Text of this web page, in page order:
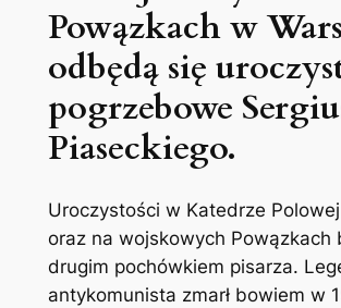
Powązkach w
odbędą się
pogrzebowe
Piaseckiego.
Uroczystości w Katedrze Polowej
oraz na wojskowych Powązkach
drugim pochówkiem pisarza.
antykomunista zmarł bowiem w